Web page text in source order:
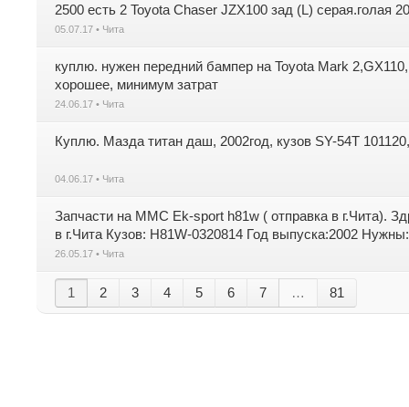
2500 есть 2 Toyota Chaser JZX100 зад (L) серая.голая
05.07.17 • Чита
куплю. нужен передний бампер на Toyota Mark
хорошее, минимум затрат
24.06.17 • Чита
Куплю. Мазда титан даш, 2002год, кузов SY-54T
04.06.17 • Чита
Запчасти на MMC Ek-sport h81w ( отправка в г.Чита).
в г.Чита Кузов: H81W-0320814 Год выпуска:2002
26.05.17 • Чита
1 2 3 4 5 6 7 … 81